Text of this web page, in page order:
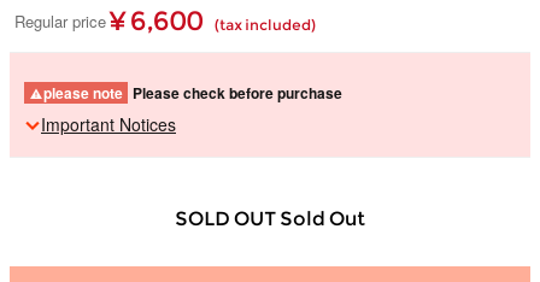
Regular price ¥ 6,600 (tax included)
please note Please check before purchase
Important Notices
SOLD OUT Sold Out